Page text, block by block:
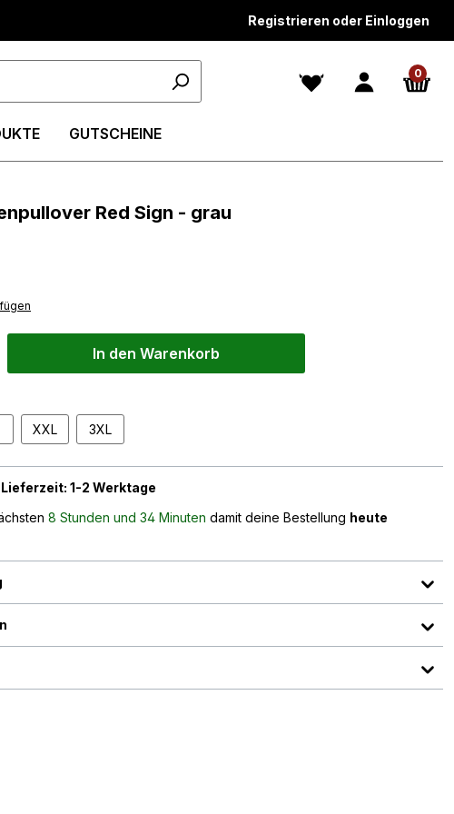
Registrieren oder Einloggen
0
GUTSCHEINE
Red Sign - grau
XXL 3XL
In den Warenkorb
Lieferzeit: 1-2 Werktage
8 Stunden und 34 Minuten damit deine Bestellung heute